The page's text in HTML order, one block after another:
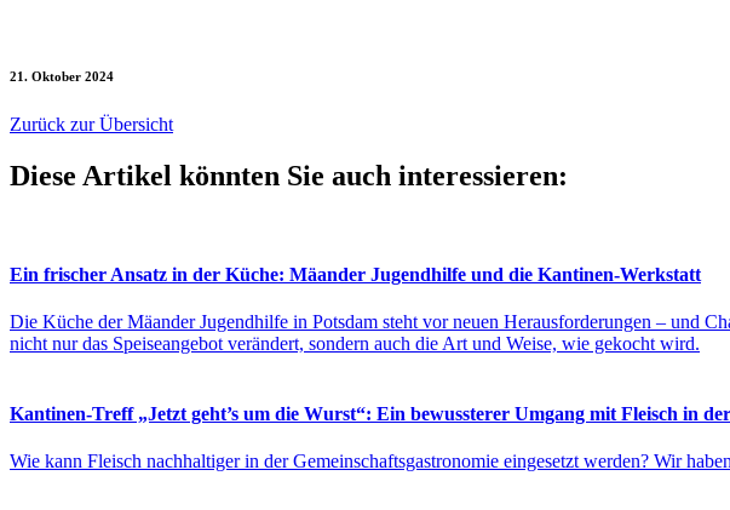
21. Oktober 2024
Zurück zur Übersicht
Diese Artikel könnten Sie auch interessieren:
Ein frischer Ansatz in der Küche: Mäander Jugendhilfe und die Kantinen-Werkstatt
Die Küche der Mäander Jugendhilfe in Potsdam steht vor neuen Herausforderungen – und
nicht nur das Speiseangebot verändert, sondern auch die Art und Weise, wie gekocht wird.
Kantinen-Treff „Jetzt geht’s um die Wurst“: Ein bewussterer Umgang mit Fleisch in
Wie kann Fleisch nachhaltiger in der Gemeinschaftsgastronomie eingesetzt werden? Wir